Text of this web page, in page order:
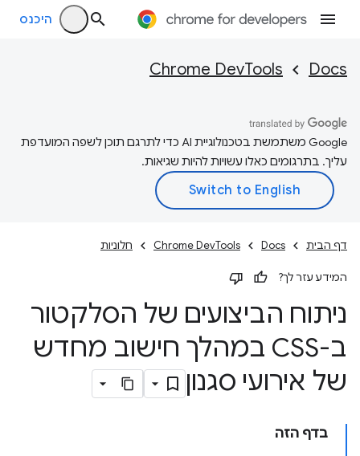
היכנס
Docs
Chrome DevTools
‫Google משתמשת בטכנולוגיית AI כדי לתרגם תוכן לשפה המועדפת
עליך. בתרגומים כאלו עשויות להיות שגיאות.
דף הבית Docs
Chrome DevTools חלוניות
המידע עזר לך?
ניתוח הביצועים של הסלקטור
ב-CSS במהלך חישוב מחדש
של אירועי סגנון
בדף הזה